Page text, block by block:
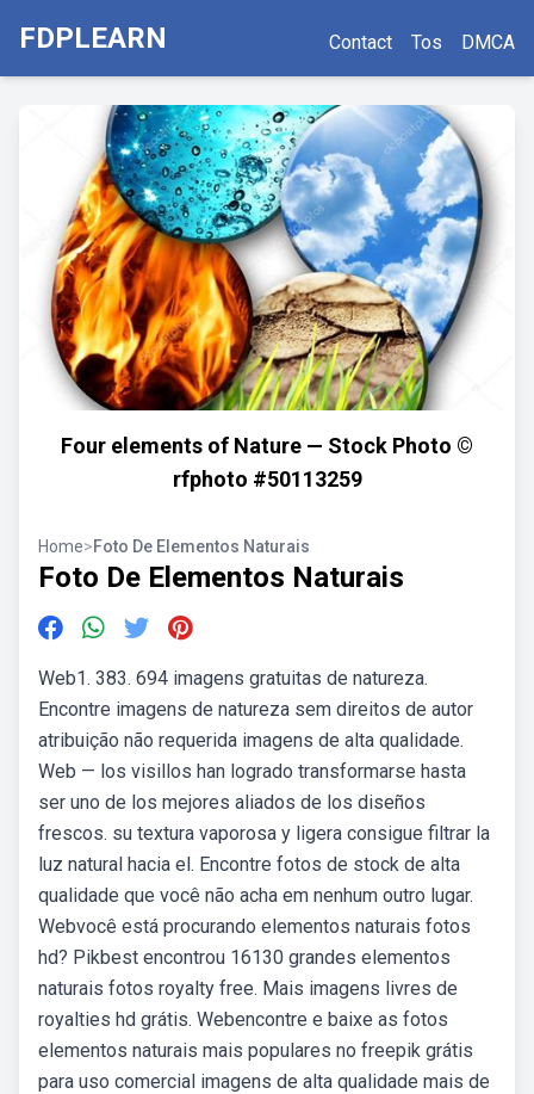
FDPLEARN Contact Tos DMCA
Four elements of Nature — Stock Photo ©
rfphoto #50113259
Home>Foto De Elementos Naturais
Foto De Elementos Naturais
Web1. 383. 694 imagens gratuitas de natureza.
Encontre imagens de natureza sem direitos de autor
atribuição não requerida imagens de alta qualidade.
Web — los visillos han logrado transformarse hasta
ser uno de los mejores aliados de los diseños
frescos. su textura vaporosa y ligera consigue filtrar la
luz natural hacia el. Encontre fotos de stock de alta
qualidade que você não acha em nenhum outro lugar.
Webvocê está procurando elementos naturais fotos
hd? Pikbest encontrou 16130 grandes elementos
naturais fotos royalty free. Mais imagens livres de
royalties hd grátis. Webencontre e baixe as fotos
elementos naturais mais populares no freepik grátis
para uso comercial imagens de alta qualidade mais de